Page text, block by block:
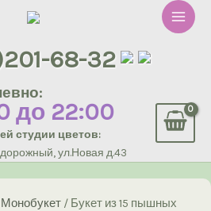
Main
68-32
до 22:00
студии цветов:
ул.Новая д.43
Монобукет / Букет из 15 пышных